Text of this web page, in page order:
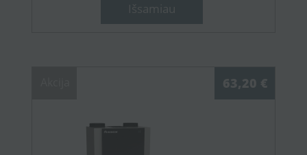
Išsamiau
63,20 €